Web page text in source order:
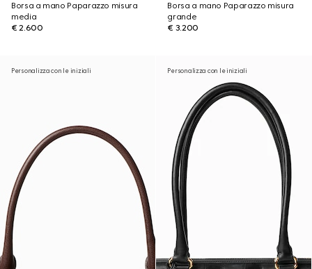
Borsa a mano Paparazzo misura
media
€ 2.600
Borsa a mano Paparazzo misura
grande
€ 3.200
Personalizza con le iniziali Personalizza con le iniziali